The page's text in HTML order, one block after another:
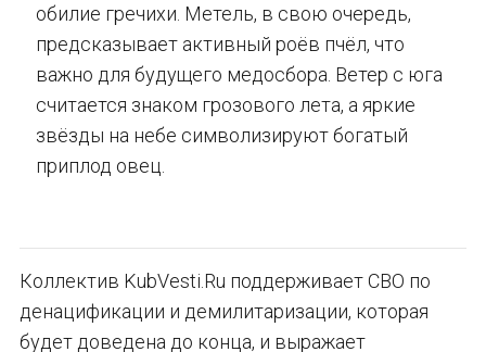
обилие гречихи. Метель, в свою очередь,
предсказывает активный роёв пчёл, что
важно для будущего медосбора. Ветер с юга
считается знаком грозового лета, а яркие
звёзды на небе символизируют богатый
приплод овец.
Коллектив KubVesti.Ru поддерживает СВО по
денацификации и демилитаризации, которая
будет доведена до конца, и выражает